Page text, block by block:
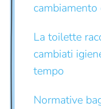
La toilette
cambiati
tempo
Normative